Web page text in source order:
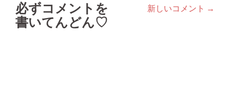
コ
メ
新しいコメント →
必ずコメントを
書いてんどん♡